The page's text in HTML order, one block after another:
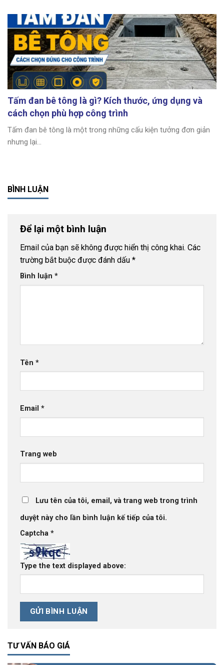
Tấm đan bê tông là gì? Kích thước, ứng dụng và
cách chọn phù hợp công trình
Tấm đan bê tông là một trong những cấu kiện tưởng đơn giản
nhưng lại...
BÌNH LUẬN
Để lại một bình luận
Email của bạn sẽ không được hiển thị công khai. Các
trường bắt buộc được đánh dấu *
Bình luận *
Tên *
Email *
Trang web
Lưu tên của tôi, email, và trang web trong trình
duyệt này cho lần bình luận kế tiếp của tôi.
Captcha *
Type the text displayed above:
TƯ VẤN BÁO GIÁ